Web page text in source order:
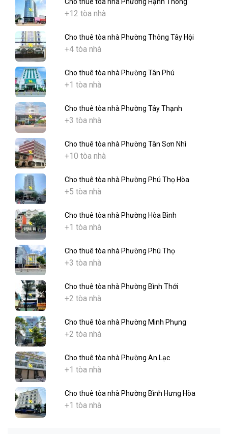
Cho thuê tòa nhà Phường Hạnh Thông
+12 tòa nhà
Cho thuê tòa nhà Phường Thông Tây Hội
+4 tòa nhà
Cho thuê tòa nhà Phường Tân Phú
+1 tòa nhà
Cho thuê tòa nhà Phường Tây Thạnh
+3 tòa nhà
Cho thuê tòa nhà Phường Tân Sơn Nhì
+10 tòa nhà
Cho thuê tòa nhà Phường Phú Thọ Hòa
+5 tòa nhà
Cho thuê tòa nhà Phường Hòa Bình
+1 tòa nhà
Cho thuê tòa nhà Phường Phú Thọ
+3 tòa nhà
Cho thuê tòa nhà Phường Bình Thới
+2 tòa nhà
Cho thuê tòa nhà Phường Minh Phụng
+2 tòa nhà
Cho thuê tòa nhà Phường An Lạc
+1 tòa nhà
Cho thuê tòa nhà Phường Bình Hưng Hòa
+1 tòa nhà